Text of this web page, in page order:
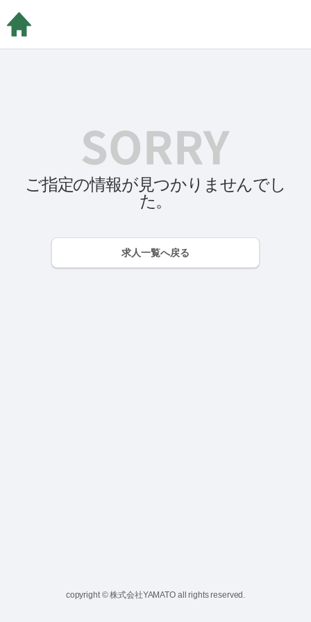
ご指定の情報が見つかりませんでし
た。
求人一覧へ戻る
copyright © 株式会社YAMATO all rights reserved.